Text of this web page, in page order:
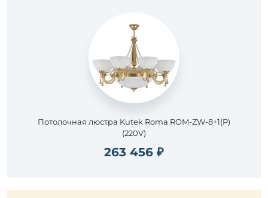
Потолочная люстра Kutek Roma ROM-ZW-8+1(P)
(220V)
263 456 ₽